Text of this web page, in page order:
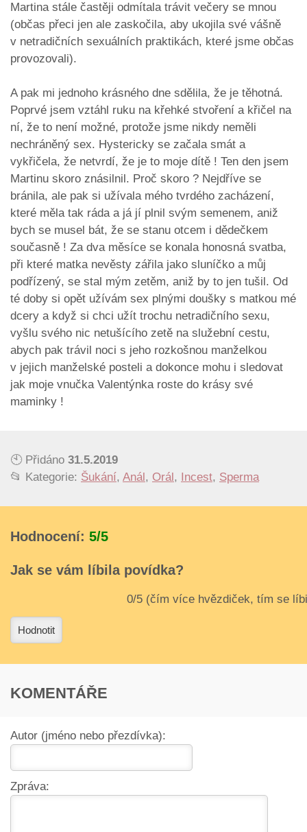
Martina stále častěji odmítala trávit večery se mnou
(občas přeci jen ale zaskočila, aby ukojila své vášně
v netradičních sexuálních praktikách, které jsme občas
provozovali).
A pak mi jednoho krásného dne sdělila, že je těhotná.
Poprvé jsem vztáhl ruku na křehké stvoření a křičel na
ní, že to není možné, protože jsme nikdy neměli
nechráněný sex. Hystericky se začala smát a
vykřičela, že netvrdí, že je to moje dítě ! Ten den jsem
Martinu skoro znásilnil. Proč skoro ? Nejdříve se
bránila, ale pak si užívala mého tvrdého zacházení,
které měla tak ráda a já jí plnil svým semenem, aniž
bych se musel bát, že se stanu otcem i dědečkem
současně ! Za dva měsíce se konala honosná svatba,
při které matka nevěsty zářila jako sluníčko a můj
podřízený, se stal mým zetěm, aniž by to jen tušil. Od
té doby si opět užívám sex plnými doušky s matkou mé
dcery a když si chci užít trochu netradičního sexu,
vyšlu svého nic netušícího zetě na služební cestu,
abych pak trávil noci s jeho rozkošnou manželkou
v jejich manželské posteli a dokonce mohu i sledovat
jak moje vnučka Valentýnka roste do krásy své
maminky !
🕙 Přidáno 31.5.2019
📂 Kategorie: Šukání, Anál , Orál , Incest, Sperma
Hodnocení: 5/5
Jak se vám líbila povídka?
Hodnotit
KOMENTÁŘE
Autor (jméno nebo přezdívka):
Zpráva: